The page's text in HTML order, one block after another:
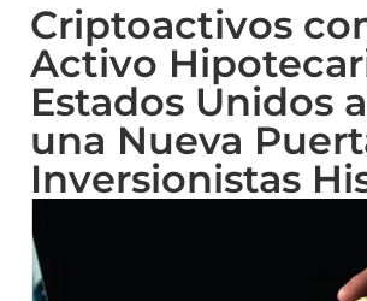
Criptoactivos
Activo
Estados Unidos
una Nueva
Inversionistas